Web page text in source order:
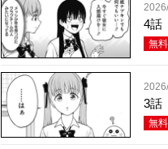
4話
無料
3話
無料